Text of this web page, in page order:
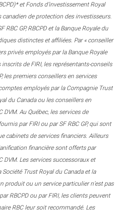
et Fonds d’investissement Royal
canadien de protection des investisseurs.
RBC GP, RBCPD et la Banque Royale du
distinctes et affiliées. Par « conseiller
privés employés par la Banque Royale
de FIRI, les représentants-conseils
les premiers conseillers en services
employés par la Compagnie Trust
du Canada ou les conseillers en
Au Québec, les services de
par FIRI ou par SF RBC GP, qui sont
cabinets de services financiers. Ailleurs
financière sont offerts par
DVM. Les services successoraux et
Trust Royal du Canada et la
produit ou un service particulier n’est pas
RBCPD ou par FIRI, les clients peuvent
RBC leur soit recommandé. Les